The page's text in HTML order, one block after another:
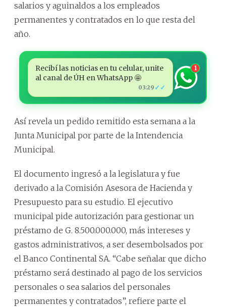
salarios y aguinaldos a los empleados
permanentes y contratados en lo que resta del
año.
Recibí las noticias en tu celular, unite
al canal de ÚH en WhatsApp 🤩
03:29 ✓✓
1
Así revela un pedido remitido esta semana a la
Junta Municipal por parte de la Intendencia
Municipal.
El documento ingresó a la legislatura y fue
derivado a la Comisión Asesora de Hacienda y
Presupuesto para su estudio. El ejecutivo
municipal pide autorización para gestionar un
préstamo de G. 8.500.000.000, más intereses y
gastos administrativos, a ser desembolsados por
el Banco Continental SA. “Cabe señalar que dicho
préstamo será destinado al pago de los servicios
personales o sea salarios del personales
permanentes y contratados”, refiere parte el